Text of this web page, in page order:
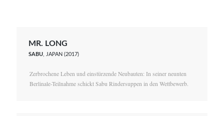
MR. LONG
SABU, JAPAN (2017)
Zerbrochene Leben und einstürzende Neubauten: In seiner neunten
Berlinale-Teilnahme schickt Sabu Rindersuppen in den Wettbewerb.